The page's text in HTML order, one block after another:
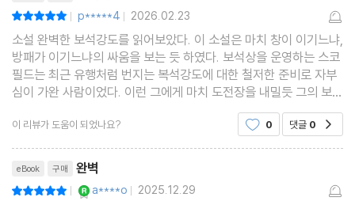
| p*****4 | 2026.02.23
소설 완벽한 보석강도를 읽어보았다. 이 소설은 마치 창이 이기느냐,
방패가 이기느냐의 싸움을 보는 듯 하였다. 보석상을 운영하는 스코
필드는 최근 유행처럼 번지는 복석강도에 대한 철저한 준비로 자부
심이 가완 사람이었다. 이런 그에게 마치 도전장을 내밀듯 그의 보석
상에서 눈 깜짝할 사이에 보석이 사라지고야 만다. 이 보석 절도범은
예사로운 인물이 아니었다. 그의 신출궈몰한
이 리뷰가 도움이 되었나요? 0 댓글 0
eBook 구매 완벽
| a****o | 2025.12.29